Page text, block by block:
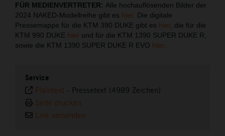
FÜR MEDIENVERTRETER: Alle hochauflösenden Bilder der
2024 NAKED-Modellreihe gibt es hier . Die digitale
Pressemappe für die KTM 390 DUKE gibt es hier , die für die
KTM 990 DUKE hier und für die KTM 1390 SUPER DUKE R,
sowie die KTM 1390 SUPER DUKE R EVO hier
Service
Plaintext - Pressetext (4989 Zeichen)
Seite drucken
Link versenden